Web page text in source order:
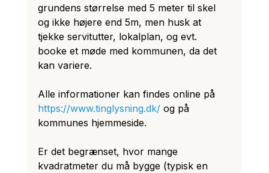
grundens størrelse med 5 meter til skel
og ikke højere end 5m, men husk at
tjekke servitutter, lokalplan, og evt.
booke et møde med kommunen, da det
kan variere.
Alle informationer kan findes online på
https://www.tinglysning.dk/ og på
kommunes hjemmeside.
Er det begrænset, hvor mange
kvadratmeter du må bygge (typisk en